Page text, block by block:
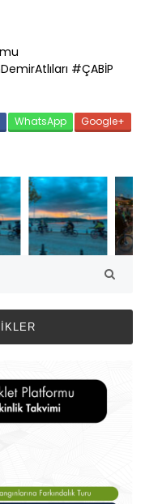
#ÇABİP
WhatsApp Google+